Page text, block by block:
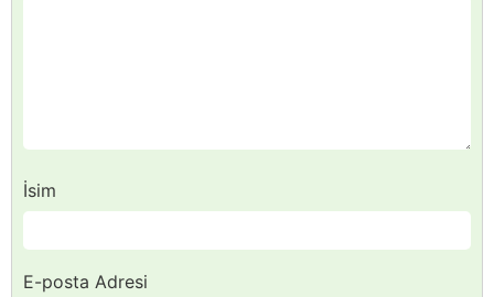
İsim
E-posta Adresi